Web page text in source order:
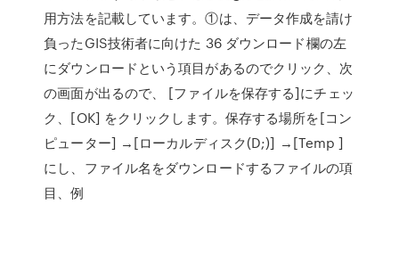
用方法を記載しています。①は、データ作成を請け
負ったGIS技術者に向けた 36 ダウンロード欄の左
にダウンロードという項目があるのでクリック、次
の画面が出るので、 [ファイルを保存する]にチェッ
ク、[OK] をクリックします。保存する場所を[コン
ピューター] →[ローカルディスク(D;)] →[Temp ]
にし、ファイル名をダウンロードするファイルの項
目、例